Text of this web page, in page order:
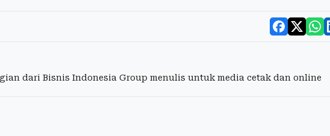
dari Bisnis Indonesia Group menulis untuk media cetak dan online